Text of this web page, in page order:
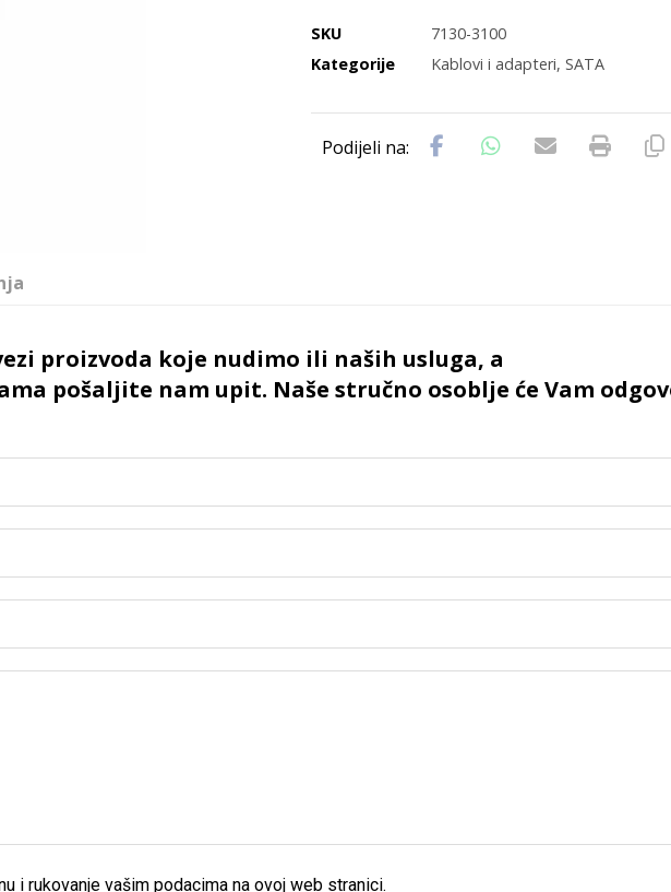
SKU
7130-3100
Kategorije
Kablovi i adapteri,SATA
proizvoda koje nudimo ili naših usluga, a
pošaljite nam upit. Naše stručno osoblje će Vam
i rukovanje vašim podacima na ovoj web stranici.